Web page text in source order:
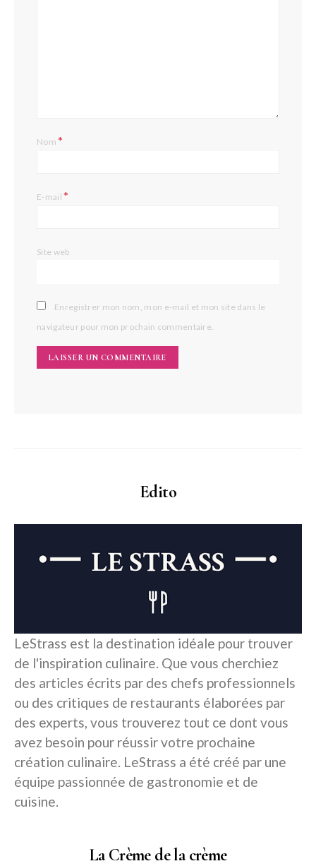
Nom*
E-mail*
Site web
Enregistrer mon nom, mon e-mail et mon site dans le
navigateur pour mon prochain commentaire.
Edito
LeStrass est la destination idéale pour trouver
de l'inspiration culinaire. Que vous cherchiez
des articles écrits par des chefs professionnels
ou des critiques de restaurants élaborées par
des experts, vous trouverez tout ce dont vous
avez besoin pour réussir votre prochaine
création culinaire. LeStrass a été créé par une
équipe passionnée de gastronomie et de
cuisine.
La Crème de la crème